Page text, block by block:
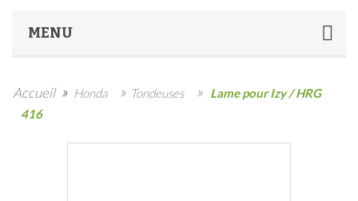
MENU
Accueil » Honda » Tondeuses » Lame pour Izy / HRG
416